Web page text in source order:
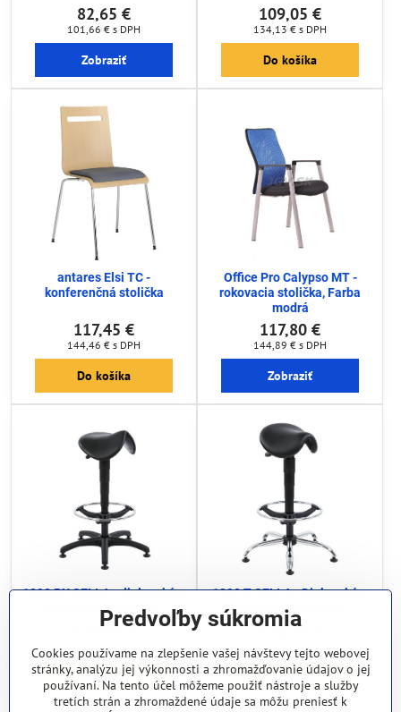
82,65 €
101,66 € s DPH
Zobraziť
109,05 €
134,13 € s DPH
Do košíka
antares Elsi TC -
konferenčná stolička
117,45 €
144,46 € s DPH
Do košíka
Office Pro Calypso MT -
rokovacia stolička, Farba
modrá
117,80 €
144,89 € s DPH
Zobraziť
1290 PU SELLA - dielenská a
laboratórna stolička
119,04 €
146,42 €
Do košíka
1290 T SELLA - Dielenská a
laboratórna stolička
122,67 €
150,89 € s DPH
Do košíka
Predvoľby súkromia
Cookies používame na zlepšenie vašej návštevy tejto webovej
stránky, analýzu jej výkonnosti a zhromažďovanie údajov o jej
používaní. Na tento účel môžeme použiť nástroje a služby
tretích strán a zhromaždené údaje sa môžu preniesť k